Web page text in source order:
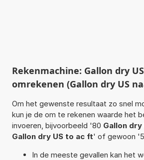
Rekenmachine: Gallon dry
omrekenen (Gallon dry US
Om het gewenste resultaat zo snel
kun je de om te rekenen waarde het
invoeren, bijvoorbeeld '80 Gallon dry
Gallon dry US to ac ft' of gewoon
In de meeste gevallen kan het